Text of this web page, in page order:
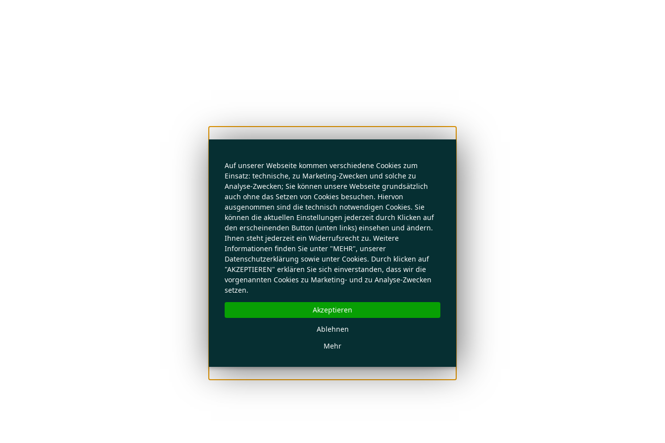
Auf unserer Webseite kommen verschiedene Cookies zum
Einsatz: technische, zu Marketing-Zwecken und solche zu
Analyse-Zwecken; Sie können unsere Webseite grundsätzlich
auch ohne das Setzen von Cookies besuchen. Hiervon
ausgenommen sind die technisch notwendigen Cookies. Sie
können die aktuellen Einstellungen jederzeit durch Klicken auf
den erscheinenden Button (unten links) einsehen und ändern.
Ihnen steht jederzeit ein Widerrufsrecht zu. Weitere
Informationen finden Sie unter "MEHR", unserer
Datenschutzerklärung sowie unter Cookies. Durch klicken auf
"AKZEPTIEREN" erklären Sie sich einverstanden, dass wir die
vorgenannten Cookies zu Marketing- und zu Analyse-Zwecken
setzen.
Mehr
Ablehnen
Akzeptieren